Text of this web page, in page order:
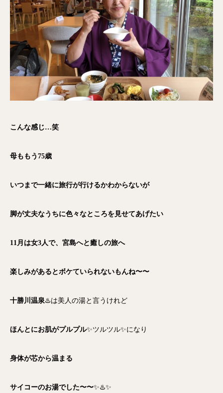
こんな感じ…笑
母ももう75歳
いつまで一緒に旅行が行けるかわからないが
脚が丈夫なうちに色々なところを見せてあげたい
11月は女3人で、宮島へと癒しの旅へ
楽しみがあるとボケていられないもんね〜〜
十勝川温泉♨️は美人の湯と言うけれど
ほんとにお肌がプルプル✨ツルツル✨になり
身体が芯から温まる
サイコーのお湯でした〜〜✨♨️✨